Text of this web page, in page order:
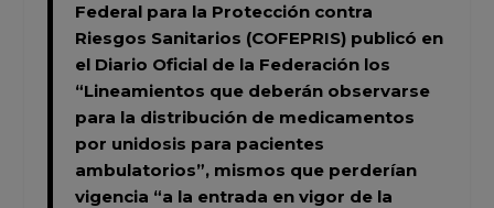
Federal para la Protección contra
Riesgos Sanitarios (COFEPRIS)publicó en
el Diario Oficial de la Federación los
“Lineamientos que deberán observarse
para la distribución de medicamentos
por unidosis para pacientes
ambulatorios”, mismos que perderían
vigencia “a la entrada en vigor de la